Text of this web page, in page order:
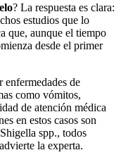
? La respuesta es clara:
estudios que lo
que, aunque el tiempo
desde el primer
de
como vómitos,
de atención médica
en estos casos son
spp., todos
la experta.